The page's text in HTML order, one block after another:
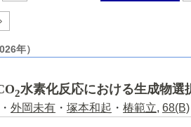
年）
2水素化反応における生成物選
・ 外岡未有 ・ 塚本和起 ・ 椿範立, 68(B)